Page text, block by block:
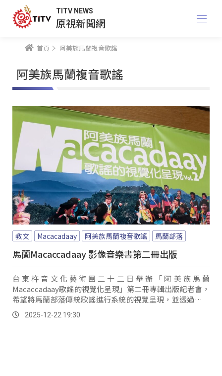
TITV NEWS
原視新聞網
首頁 阿美族馬蘭複音歌謠
阿美族馬蘭複音歌謠
教文 Macacadaay 阿美族馬蘭複音歌謠 馬蘭部落
馬蘭Macaccadaay 影像音樂書第二冊出版
台東杵音文化藝術團二十二日舉辦「阿美族馬蘭
Macaccadaay歌謠的視覺化呈現」第二冊專輯出版記者會，
希望將馬蘭部落傳統歌謠進行系統的視覺呈現，並透過樂譜
與影像，讓歌謠的學習更具象化。
2025-12-22 19:30